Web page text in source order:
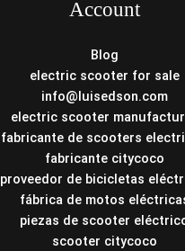
Account
Blog
electric scooter for sale
info@luisedson.com
electric scooter
fabricante de scooters
fabricante citycoco
proveedor de bicicletas
fábrica de motos
piezas de scooter
scooter citycoco